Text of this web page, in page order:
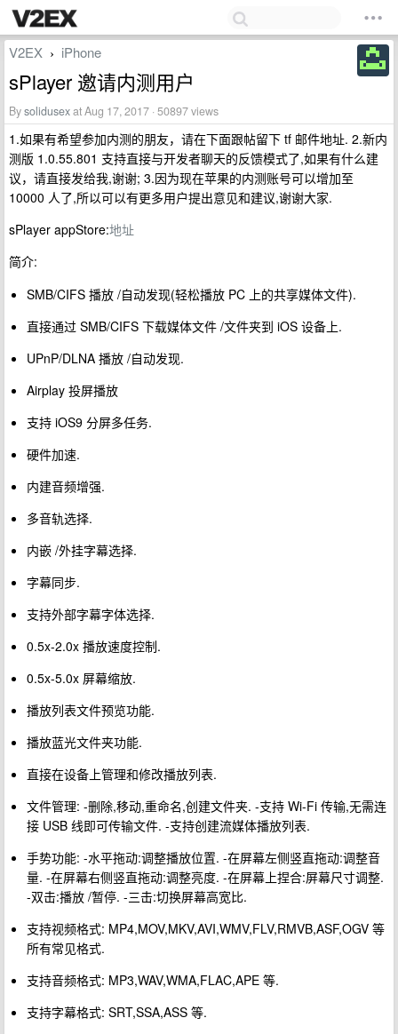
V2EX › iPhone
sPlayer 邀请内测用户
Bysolidusexat Aug 17, 2017 · 50897 views
1.如果有希望参加内测的朋友，请在下面跟帖留下 tf 邮件地址. 2.新内
测版 1.0.55.801 支持直接与开发者聊天的反馈模式了,如果有什么建
议，请直接发给我,谢谢; 3.因为现在苹果的内测账号可以增加至
10000 人了,所以可以有更多用户提出意见和建议,谢谢大家.
sPlayer appStore:地址
简介:
SMB/CIFS 播放 /自动发现(轻松播放 PC 上的共享媒体文件).
直接通过 SMB/CIFS 下载媒体文件 /文件夹到 iOS 设备上.
UPnP/DLNA 播放 /自动发现.
Airplay 投屏播放
支持 iOS9 分屏多任务.
硬件加速.
内建音频增强.
多音轨选择.
内嵌 /外挂字幕选择.
字幕同步.
支持外部字幕字体选择.
0.5x-2.0x 播放速度控制.
0.5x-5.0x 屏幕缩放.
播放列表文件预览功能.
播放蓝光文件夹功能.
直接在设备上管理和修改播放列表.
文件管理: -删除,移动,重命名,创建文件夹. -支持 Wi-Fi 传输,无需连
接 USB 线即可传输文件. -支持创建流媒体播放列表.
手势功能: -水平拖动:调整播放位置. -在屏幕左侧竖直拖动:调整音
量. -在屏幕右侧竖直拖动:调整亮度. -在屏幕上捏合:屏幕尺寸调整.
-双击:播放 /暂停. -三击:切换屏幕高宽比.
支持视频格式: MP4,MOV,MKV,AVI,WMV,FLV,RMVB,ASF,OGV 等
所有常见格式.
支持音频格式: MP3,WAV,WMA,FLAC,APE 等.
支持字幕格式: SRT,SSA,ASS 等.